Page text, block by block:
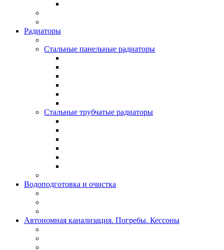
Радиаторы
Стальные панельные радиаторы
Стальные трубчатые радиаторы
Водоподготовка и очистка
Автономная канализация. Погребы. Кессоны